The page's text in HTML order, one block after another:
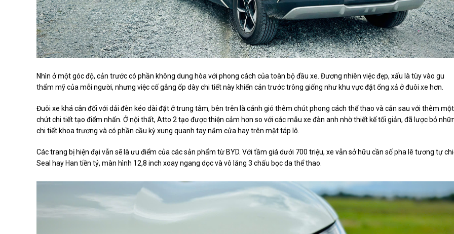
Nhìn ở một góc độ, cản trước có phần không dung hòa với phong cách của toàn bộ đầu xe. Đương nhiên việc đẹp, xấu là tùy vào gu
thẩm mỹ của mỗi người, nhưng việc cố gắng ốp dày chi tiết này khiến cản trước trông giống như khu vực đặt ống xả ở đuôi xe hơn.
Đuôi xe khá cân đối với dải đèn kéo dài đặt ở trung tâm, bên trên là cánh gió thêm chút phong cách thể thao và cản sau với thêm một
chút chi tiết tạo điểm nhấn. Ở nội thất, Atto 2 tạo được thiện cảm hơn so với các mẫu xe đàn anh nhờ thiết kế tối giản, đã lược bỏ
chi tiết khoa trương và có phần cầu kỳ xung quanh tay nắm cửa hay trên mặt táp lô.
Các trang bị hiện đại vẫn sẽ là ưu điểm của các sản phẩm từ BYD. Với tầm giá dưới 700 triệu, xe vẫn sở hữu cần số pha lê tương tự
Seal hay Han tiền tỷ, màn hình 12,8 inch xoay ngang dọc và vô lăng 3 chấu bọc da thể thao.